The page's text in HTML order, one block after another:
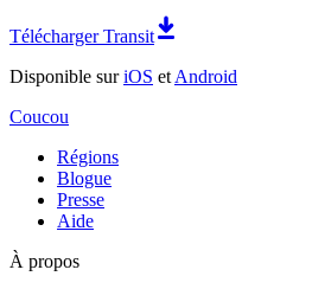
Télécharger Transit
Disponible suriOS et Android
Coucou
Régions
Blogue
Presse
Aide
À propos